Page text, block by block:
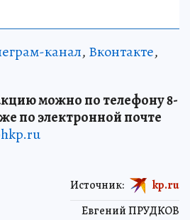
канал, Вконтакте,
можно по телефону 8-
по электронной почте
Евгений ПРУДКОВ
Источник: kp.ru